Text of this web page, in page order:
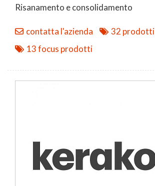
Risanamento e consolidamento
contatta l'azienda
32 prodotti
13 focus prodotti